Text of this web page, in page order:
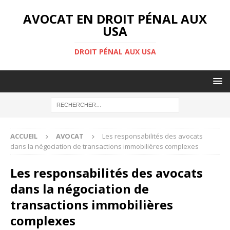
AVOCAT EN DROIT PÉNAL AUX
USA
DROIT PÉNAL AUX USA
ACCUEIL AVOCAT
Les responsabilités des avocats
dans la négociation de transactions immobilières complexes
Les responsabilités des avocats
dans la négociation de
transactions immobilières
complexes